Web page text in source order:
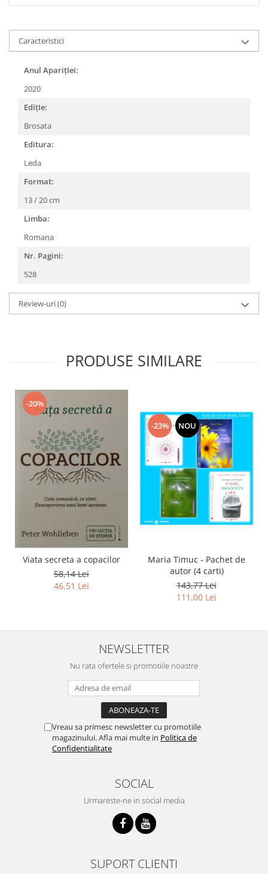
Caracteristici
Anul AparițIei:
2020
EdițIe:
Brosata
Editura:
Leda
Format:
13 / 20 cm
Limba:
Romana
Nr. Pagini:
528
Review-uri(0)
PRODUSE SIMILARE
-20%
Viata secreta a copacilor
58,14 Lei
46,51 Lei
-23% NOU
Maria Timuc - Pachet de
autor (4 carti)
143,77 Lei
111,00 Lei
NEWSLETTER
Nu rata ofertele si promotiile noastre
Vreau sa primesc newsletter cu promotiile
magazinului. Afla mai multe in Politica de
Confidentialitate
SOCIAL
Urmareste-ne in social media
SUPORT CLIENTI